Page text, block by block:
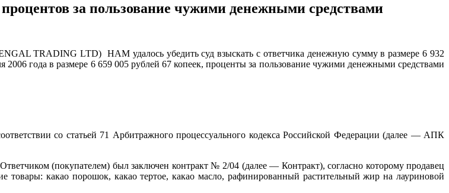
за пользование чужими денежными средствами
TRADING LTD) НАМ удалось убедить суд взыскать с ответчика денежную сумму в размере 6 932
года в размере 6 659 005 рублей 67 копеек, проценты за пользование чужими денежными средствами
со статьей 71 Арбитражного процессуального кодекса Российской Федерации (далее — АПК
(покупателем) был заключен контракт № 2/04 (далее — Контракт), согласно которому продавец
товары: какао порошок, какао тертое, какао масло, рафинированный растительный жир на лауриновой